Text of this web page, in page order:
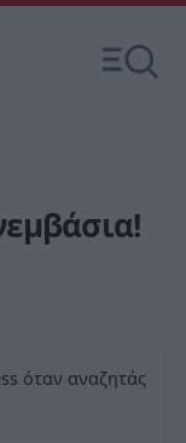
όταν αναζητάς